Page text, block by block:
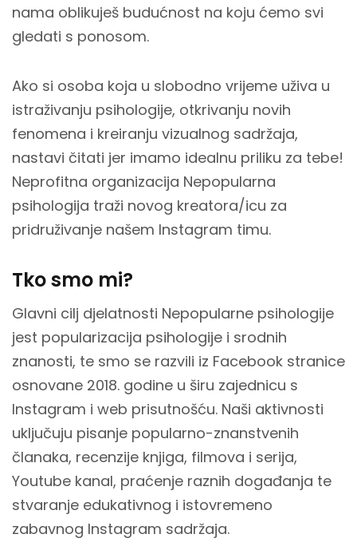
nama oblikuješ budućnost na koju ćemo svi
gledati s ponosom.
Ako si osoba koja u slobodno vrijeme uživa u
istraživanju psihologije, otkrivanju novih
fenomena i kreiranju vizualnog sadržaja,
nastavi čitati jer imamo idealnu priliku za tebe!
Neprofitna organizacija Nepopularna
psihologija traži novog kreatora/icu za
pridruživanje našem Instagram timu.
Tko smo mi?
Glavni cilj djelatnosti Nepopularne psihologije
jest popularizacija psihologije i srodnih
znanosti, te smo se razvili iz Facebook stranice
osnovane 2018. godine u širu zajednicu s
Instagram i web prisutnošću. Naši aktivnosti
uključuju pisanje popularno-znanstvenih
članaka, recenzije knjiga, filmova i serija,
Youtube kanal, praćenje raznih događanja te
stvaranje edukativnog i istovremeno
zabavnog Instagram sadržaja.